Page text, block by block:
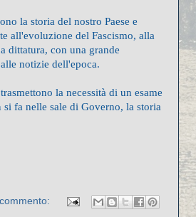
la storia del nostro Paese e
all'evoluzione del Fascismo, alla
dittatura, con una grande
notizie dell'epoca.
la necessità di un esame
fa nelle sale di Governo, la storia